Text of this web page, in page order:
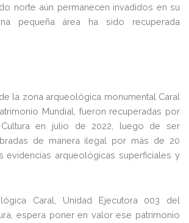
norte aún permanecen invadidos en su
pequeña área ha sido recuperada
la zona arqueológica monumental Caral
Mundial, fueron recuperadas por
en julio de 2022, luego de ser
de manera ilegal por más de 20
evidencias arqueológicas superficiales y
Caral, Unidad Ejecutora 003 del
espera poner en valor ese patrimonio